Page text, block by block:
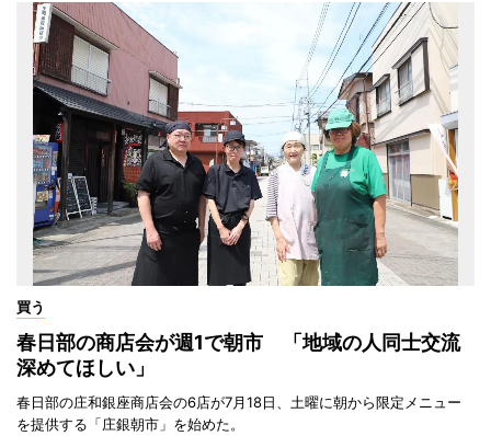
買う
春日部の商店会が週1で朝市 「地域の人同士交流
深めてほしい」
春日部の庄和銀座商店会の6店が7月18日、土曜に朝から限定メニュー
を提供する「庄銀朝市」を始めた。